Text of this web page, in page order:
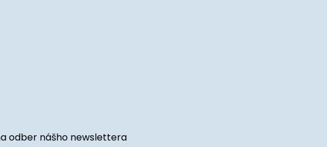
odber nášho newslettera